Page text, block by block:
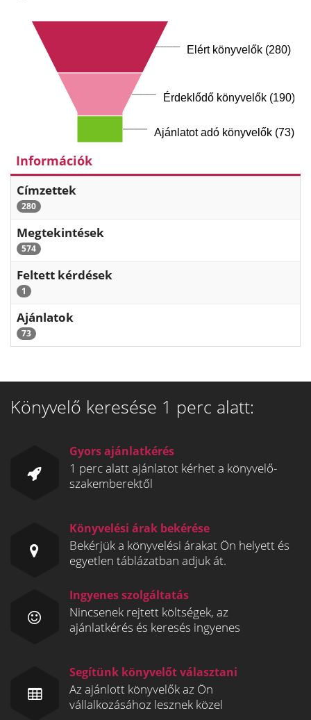
Elért könyvelők (280)
Érdeklődő könyvelők (190)
Ajánlatot adó könyvelők (73)
Információk
Címzettek
280
Megtekintések
574
Feltett kérdések
1
Ajánlatok
73
Könyvelő keresése 1 perc alatt:
Gyors ajánlatkérés
1 perc alatt ajánlatot kérhet a könyvelő-
szakemberektől
Könyvelési árak bekérése
Bekérjük a könyvelési árakat Ön helyett és
egyetlen táblázatban adjuk át.
Ingyenes szolgáltatás
Nincsenek rejtett költségek, az
ajánlatkérés és keresés ingyenes
Segítünk könyvelőt választani
Az ajánlott könyvelők az Ön
vállalkozásához lesznek közel